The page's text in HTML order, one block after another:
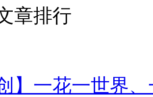
章排行
】一花一世界